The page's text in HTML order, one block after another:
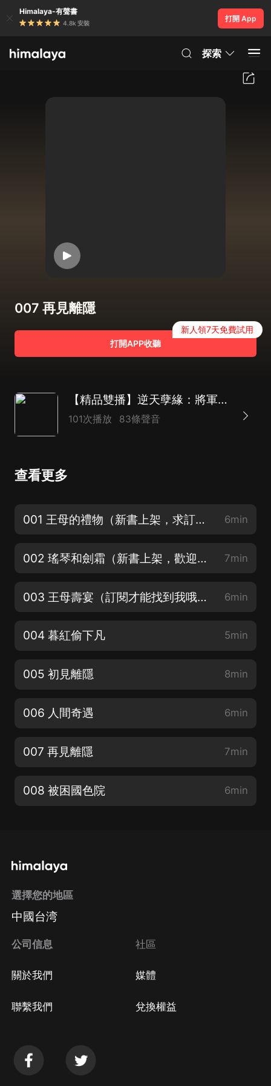
Himalaya-有聲書
4.8k 安裝
打開 App
探索
007 再見離隱
打開APP收聽
新人領7天免費試用
【精品雙播】逆天孽緣：將軍從了本宮吧|仙凡奇緣
101次播放 83條聲音
查看更多
001 王母的禮物（新書上架，求訂閱評論！） 6min
002 瑤琴和劍霜（新書上架，歡迎多多訂閱分享） 7min
003 王母壽宴（訂閱才能找到我哦！） 6min
004 暮紅偷下凡 5min
005 初見離隱 8min
006 人間奇遇 6min
007 再見離隱 7min
008 被困國色院 6min
選擇您的地區
中國台湾
公司信息
關於我們
聯繫我們
社區
媒體
兌換權益